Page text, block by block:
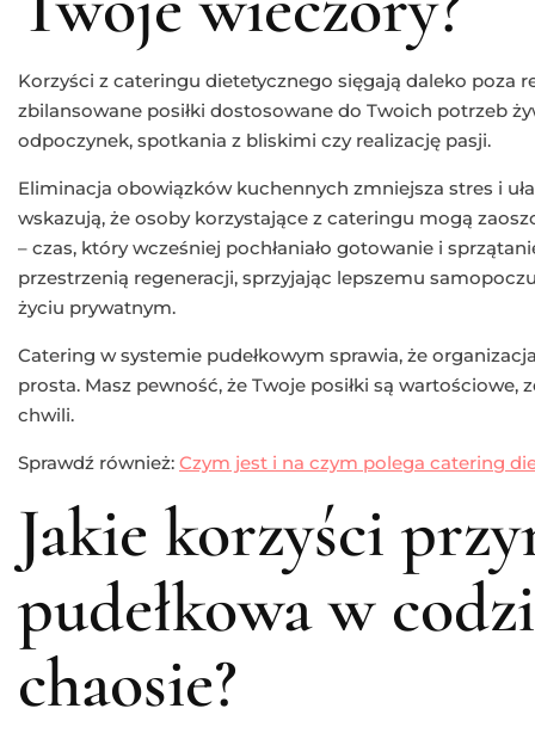
Korzyści z cateringu dietetycznego sięgają daleko poza
zbilansowane posiłki dostosowane do Twoich potrzeb
odpoczynek, spotkania z bliskimi czy realizację pasji.
Eliminacja obowiązków kuchennych zmniejsza stres i
wskazują, że osoby korzystające z cateringu mogą
– czas, który wcześniej pochłaniało gotowanie i
przestrzenią regeneracji, sprzyjając lepszemu
życiu prywatnym.
Catering w systemie pudełkowym sprawia, że
prosta. Masz pewność, że Twoje posiłki są
chwili.
Sprawdź również: Czym jest i na czym polega catering
Jakie korzyści
pudełkowa w
chaosie?